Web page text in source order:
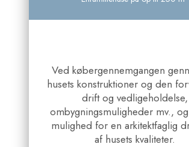
Ved købergennemgangen
husets konstruktioner og den
drift og vedligeholdelse,
ombygningsmuligheder mv.,
mulighed for en arkitektfaglig
af husets kvaliteter.